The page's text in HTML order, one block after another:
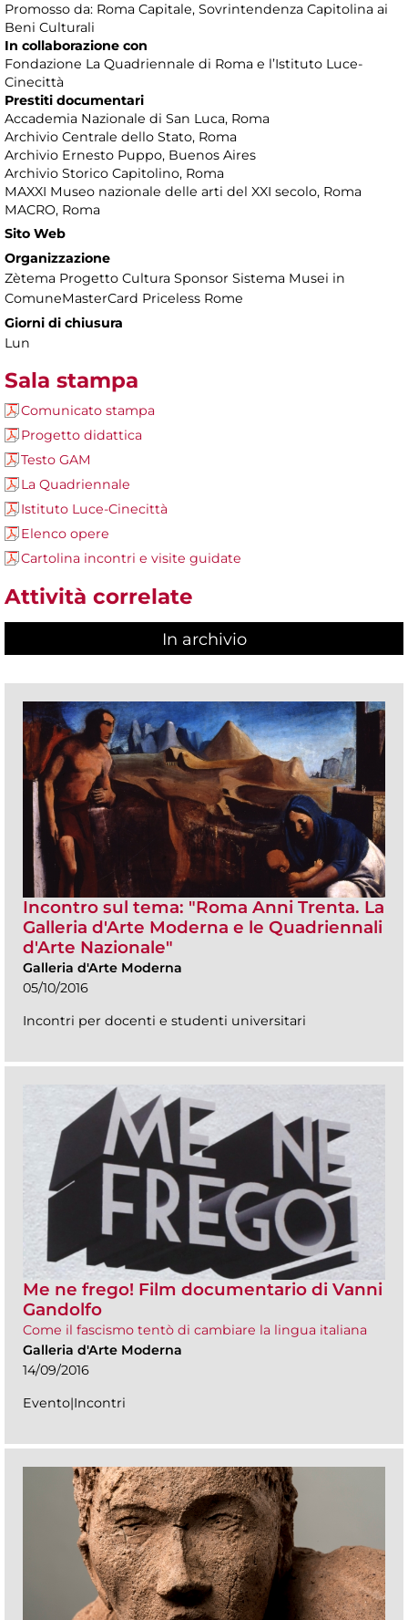
Promosso da: Roma Capitale, Sovrintendenza Capitolina ai
Beni Culturali
In collaborazione con
Fondazione La Quadriennale di Roma e l’Istituto Luce-
Cinecittà
Prestiti documentari
Accademia Nazionale di San Luca, Roma
Archivio Centrale dello Stato, Roma
Archivio Ernesto Puppo, Buenos Aires
Archivio Storico Capitolino, Roma
MAXXI Museo nazionale delle arti del XXI secolo, Roma
MACRO, Roma
Sito Web
Organizzazione
Zètema Progetto Cultura Sponsor Sistema Musei in
ComuneMasterCard Priceless Rome
Giorni di chiusura
Lun
Sala stampa
Comunicato stampa
Progetto didattica
Testo GAM
La Quadriennale
Istituto Luce-Cinecittà
Elenco opere
Cartolina incontri e visite guidate
Attività correlate
In archivio
Incontro sul tema: "Roma Anni Trenta. La
Galleria d'Arte Moderna e le Quadriennali
d'Arte Nazionale"
Galleria d'Arte Moderna
05/10/2016
Incontri per docenti e studenti universitari
Me ne frego! Film documentario di Vanni
Gandolfo
Come il fascismo tentò di cambiare la lingua italiana
Galleria d'Arte Moderna
14/09/2016
Evento|Incontri